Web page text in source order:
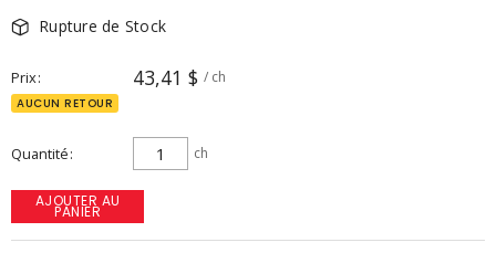
Rupture de Stock
Prix 43,41 $ / ch
AUCUN RETOUR
Quantité ch
AJOUTER AU
PANIER